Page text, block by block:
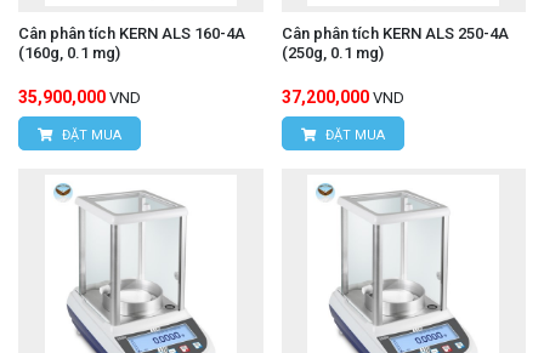
Cân phân tích KERN ALS 160-4A
(160g, 0.1 mg)
35,900,000 VND
ĐẶT MUA
Cân phân tích KERN ALS 250-4A
(250g, 0.1 mg)
37,200,000 VND
ĐẶT MUA